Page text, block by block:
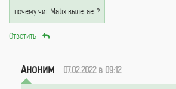
почему чит Matix вылетает?
Ответить
Аноним 07.02.2022 в 09:12